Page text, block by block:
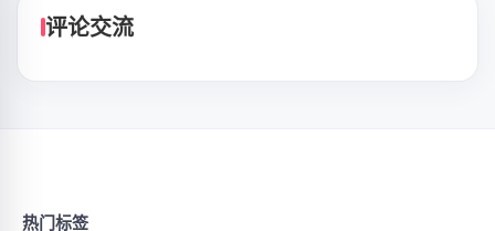
评论交流
热门标签